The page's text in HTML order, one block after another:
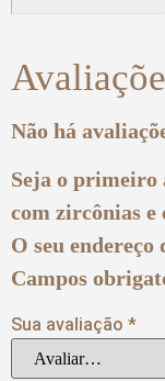
Não há
Seja o primeiro
com zircônias e
O seu
Campos
Sua avaliação *